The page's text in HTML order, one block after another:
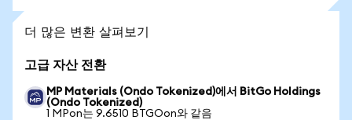
더 많은 변환 살펴보기
고급 자산 전환
MP Materials (Ondo Tokenized)에서 BitGo Holdings
(Ondo Tokenized)
1 MPon는 9.6510 BTGOon와 같음